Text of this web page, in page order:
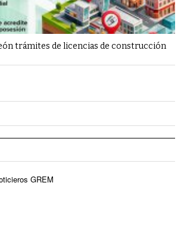
trámites de licencias de construcción
GREM